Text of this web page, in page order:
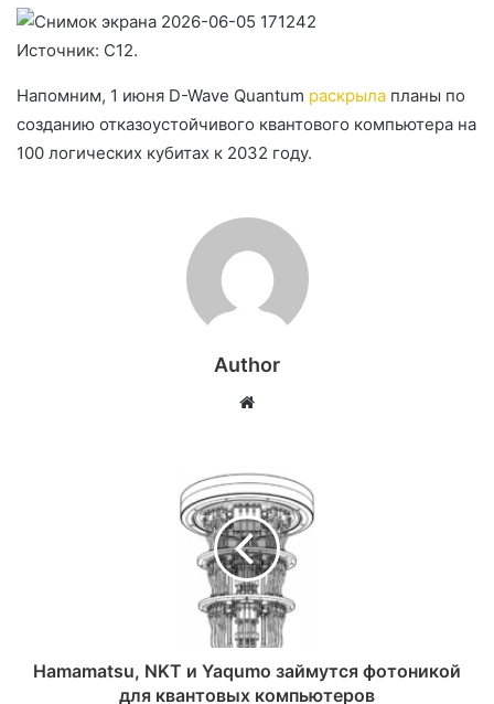
Источник: C12.
Напомним, 1 июня D-Wave Quantum раскрыла планы по
созданию отказоустойчивого квантового компьютера на
100 логических кубитах к 2032 году.
Author
Website
Hamamatsu, NKT и Yaqumo займутся фотоникой
для квантовых компьютеров